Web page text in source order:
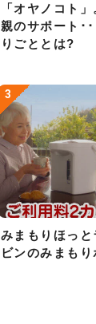
「オヤノコト
親のサポート･
りごととは?
みまもりほっ
ビンのみまもり